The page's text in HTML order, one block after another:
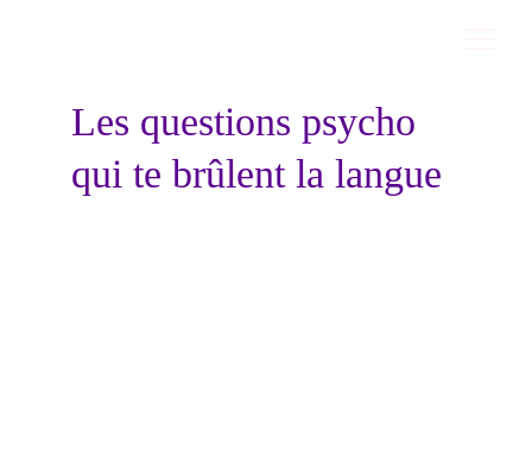
Les questions psycho
qui te brûlent la langue